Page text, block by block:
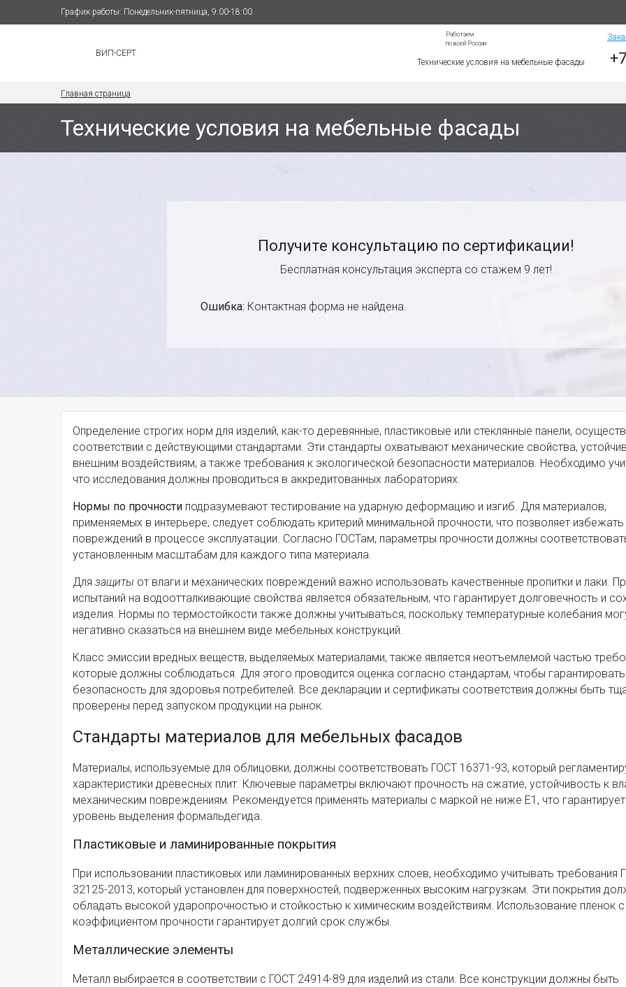
График работы: Понедельник-пятница, 9:00-18:00
ВИП-СЕРТ
Работаем
по всей России
Технические условия на мебельные фасады
Главная страница
Технические условия на мебельные фасады
Получите консультацию по сертификации!
Бесплатная консультация эксперта со стажем 9 лет!
Ошибка: Контактная форма не найдена.
Определение строгих норм для изделий, как-то деревянные, пластиковые или стеклянные панели,
соответствии с действующими стандартами. Эти стандарты охватывают механические свойства,
внешним воздействиям, а также требования к экологической безопасности материалов. Необходимо
что исследования должны проводиться в аккредитованных лабораториях.
Нормы по прочности подразумевают тестирование на ударную деформацию и изгиб. Для материалов,
применяемых в интерьере, следует соблюдать критерий минимальной прочности, что позволяет избежать
повреждений в процессе эксплуатации. Согласно ГОСТам, параметры прочности должны
установленным масштабам для каждого типа материала.
Для защиты от влаги и механических повреждений важно использовать качественные пропитки и лаки.
испытаний на водоотталкивающие свойства является обязательным, что гарантирует долговечность и
изделия. Нормы по термостойкости также должны учитываться, поскольку температурные колебания
негативно сказаться на внешнем виде мебельных конструкций.
Класс эмиссии вредных веществ, выделяемых материалами, также является неотъемлемой частью
которые должны соблюдаться. Для этого проводится оценка согласно стандартам, чтобы гарантировать
безопасность для здоровья потребителей. Все декларации и сертификаты соответствия должны быть
проверены перед запуском продукции на рынок.
Стандарты материалов для мебельных фасадов
Материалы, используемые для облицовки, должны соответствовать ГОСТ 16371-93, который
характеристики древесных плит. Ключевые параметры включают прочность на сжатие, устойчивость к
механическим повреждениям. Рекомендуется применять материалы с маркой не ниже E1, что гарантирует
уровень выделения формальдегида.
Пластиковые и ламинированные покрытия
При использовании пластиковых или ламинированных верхних слоев, необходимо учитывать требования
32125-2013, который установлен для поверхностей, подверженных высоким нагрузкам. Эти покрытия
обладать высокой ударопрочностью и стойкостью к химическим воздействиям. Использование пленок
коэффициентом прочности гарантирует долгий срок службы.
Металлические элементы
Металл выбирается в соответствии с ГОСТ 24914-89 для изделий из стали. Все конструкции должны быть